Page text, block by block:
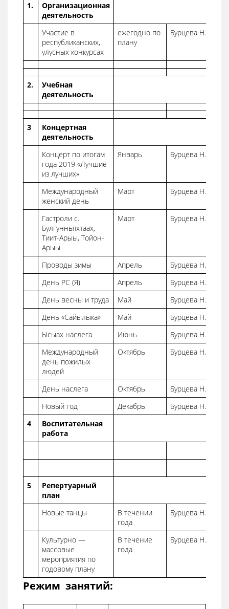
1.
Организационная
деятельность
Участие в
республиканских,
улусных конкурсах
ежегодно по
плану
Бурцева Н.В.
2.
Учебная
деятельность
3
Концертная
деятельность
Концерт по итогам
года 2019 «Лучшие
из лучших»
Январь Бурцева Н.В.
Международный
женский день
Март Бурцева Н.В.
Гастроли с.
Булгунньяхтаах,
Тиит-Арыы, Тойон-
Арыы
Март Бурцева Н.В.
Проводы зимы Апрель
Бурцева Н.В.
День РС (Я)
Апрель
Бурцева Н.В.
День весны и труда
Май
Бурцева Н.В.
День «Сайылыка»
Май
Бурцева Н.В.
Ысыах наслега
Июнь
Бурцева Н.В.
Международный
день пожилых
людей
Октябрь Бурцева Н.В.
День наслега Октябрь
Бурцева Н.В.
Новый год
Декабрь
Бурцева Н.В.
4
Воспитательная
работа
5
Репертуарный
план
Новые танцы
В течении
года
Бурцева Н.В.
Культурно —
массовые
мероприятия по
годовому плану
В течение
года
Бурцева Н.В.
Режим занятий: